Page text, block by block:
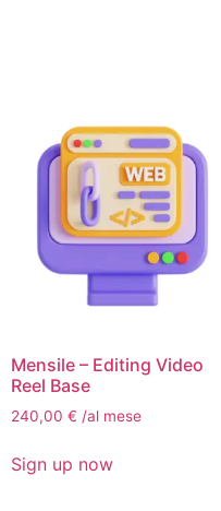
Mensile – Editing Video
Reel Base
240,00 € /al mese
Sign up now